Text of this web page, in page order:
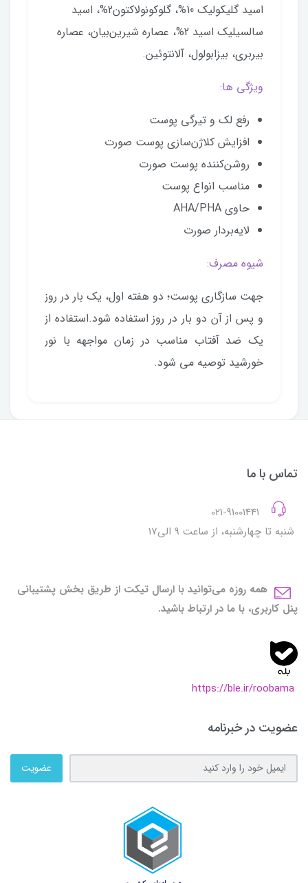
اسید گلیکولیک 10%، گلوکونولاکتون2%، اسید
سالسیلیک اسید 2%، عصاره شیرین‌بیان، عصاره
بیربری، بیزابولول، آلانتوئین.
ویژگی ها:
رفع لک و تیرگی پوست
افزایش کلاژن‌سازی پوست صورت
روشن‌کننده پوست صورت
مناسب انواع پوست
حاوی AHA/PHA
لایه‌بردار صورت
شیوه مصرف:
جهت سازگاری پوست؛ دو هفته اول، یک بار در روز
و پس از آن دو بار در روز استفاده شود.استفاده از
یک ضد آفتاب مناسب در زمان مواجهه با نور
خورشید توصیه می شود.
تماس با ما
شنبه تا چهارشنبه، از ساعت 9 الی17
همه روزه می‌توانید با ارسال تیکت از طریق بخش پشتیبانی
پنل کاربری، با ما در ارتباط باشید.
https://ble.ir/roobama
عضویت در خبرنامه
عضویت